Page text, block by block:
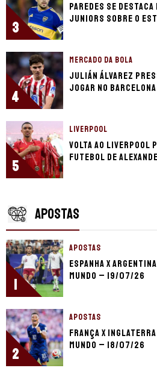
3
Paredes se
Juniors sobre o
4
MERCADO DA BOLA
Julián Álvarez
jogar no Barcelona
5
LIVERPOOL
Volta ao Liverpool
futebol de
APOSTAS
1
APOSTAS
Espanha x
Mundo – 19/07/26
2
APOSTAS
França x Inglaterra
Mundo – 18/07/26